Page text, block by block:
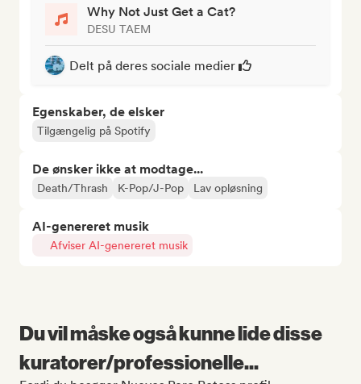
Why Not Just Get a Cat?
DESU TAEM
Delt på deres sociale medier
Egenskaber, de elsker
Tilgængelig på Spotify
De ønsker ikke at modtage...
Death/Thrash K-Pop/J-Pop Lav opløsning
AI-genereret musik
Afviser AI-genereret musik
Du vil måske også kunne lide disse
kuratorer/professionelle...